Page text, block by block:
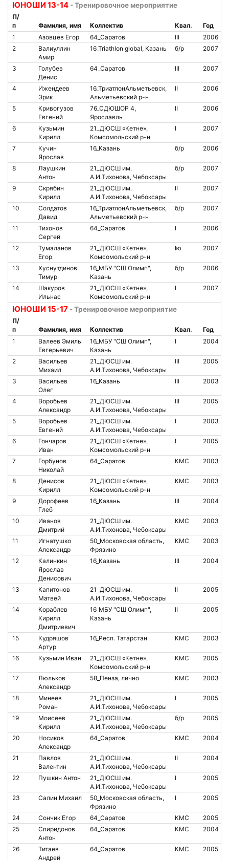
ЮНОШИ 13-14 - Тренировочное мероприятие
П/
п
Фамилия, имя Коллектив Квал. Год
1
Азовцев Егор 64_Саратов III
2006
2
Валиуллин
Амир
16_Triathlon global, Казань б/р 2007
3
Голубев
Денис
64_Саратов III 2007
4
Ижендеев
Эрик
16_ТриатлонАльметьевск,
Альметьевский р-н
II 2006
5
Кривогузов
Евгений
76_СДЮШОР 4,
Ярославль
II 2006
6
Кузьмин
Кирилл
21_ДЮСШ «Кетне»,
Комсомольский р-н
I 2007
7
Кучин
Ярослав
16_Казань б/р 2006
8
Лаушкин
Антон
21_ДЮСШ им.
А.И.Тихонова, Чебоксары
б/р 2007
9
Скрябин
Кирилл
21_ДЮСШ им.
А.И.Тихонова, Чебоксары
II 2007
10
Солдатов
Давид
16_ТриатлонАльметьевск,
Альметьевский р-н
б/р 2007
11
Тихонов
Сергей
64_Саратов I 2006
12
Тумаланов
Егор
21_ДЮСШ «Кетне»,
Комсомольский р-н
Iю 2007
13
Хуснутдинов
Тимур
16_МБУ "СШ Олимп",
Казань
б/р 2006
14
Шакуров
Ильнас
21_ДЮСШ «Кетне»,
Комсомольский р-н
I 2007
ЮНОШИ 15-17 - Тренировочное мероприятие
П/
п
Фамилия, имя Коллектив Квал. Год
1
Валеев Эмиль
Евгерьевич
16_МБУ "СШ Олимп",
Казань
I 2004
2
Васильев
Михаил
21_ДЮСШ им.
А.И.Тихонова, Чебоксары
III 2005
3
Васильев
Олег
16_Казань III 2003
4
Воробьев
Александр
21_ДЮСШ им.
А.И.Тихонова, Чебоксары
III 2005
5
Воробьев
Евгений
21_ДЮСШ им.
А.И.Тихонова, Чебоксары
I 2003
6
Гончаров
Иван
21_ДЮСШ «Кетне»,
Комсомольский р-н
I 2005
7
Горбунов
Николай
64_Саратов КМС 2003
8
Денисов
Кирилл
21_ДЮСШ «Кетне»,
Комсомольский р-н
КМС 2003
9
Дорофеев
Глеб
16_Казань III 2004
10
Иванов
Дмитрий
21_ДЮСШ им.
А.И.Тихонова, Чебоксары
КМС 2003
11
Игнатушко
Александр
50_Московская область,
Фрязино
КМС 2003
12
Калинкин
Ярослав
Денисович
16_Казань III 2004
13
Капитонов
Матвей
21_ДЮСШ им.
А.И.Тихонова, Чебоксары
II 2005
14
Кораблев
Кирилл
Дмитриевич
16_МБУ "СШ Олимп",
Казань
II 2005
15
Кудряшов
Артур
16_Респ. Татарстан КМС 2003
16 Кузьмин Иван
21_ДЮСШ «Кетне»,
Комсомольский р-н
КМС 2005
17
Люльков
Александр
58_Пенза, лично КМС 2003
18
Минеев
Роман
21_ДЮСШ им.
А.И.Тихонова, Чебоксары
I 2005
19
Моисеев
Кирилл
21_ДЮСШ им.
А.И.Тихонова, Чебоксары
б/р 2005
20
Носиков
Александр
64_Саратов КМС 2004
21
Павлов
Валентин
21_ДЮСШ им.
А.И.Тихонова, Чебоксары
II 2004
22 Пушкин Антон
21_ДЮСШ им.
А.И.Тихонова, Чебоксары
I 2005
23 Салин Михаил
50_Московская область,
Фрязино
I 2005
24 Сончик Егор 64_Саратов КМС
2005
25
Спиридонов
Антон
64_Саратов КМС 2004
26
Титаев
Андрей
64_Саратов КМС 2005